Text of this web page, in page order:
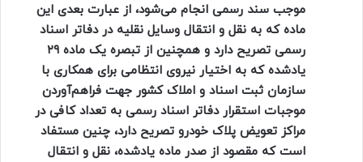
موجب سند رسمی انجام می‌شود، از عبارت بعدی این
ماده که به نقل و انتقال وسایل نقلیه در دفاتر اسناد
رسمی تصریح دارد و همچنین از تبصره یک ماده ۲۹
یادشده که به اختیار نیروی انتظامی برای همکاری با
سازمان ثبت اسناد و املاک کشور جهت فراهم‌آوردن
موجبات استقرار دفاتر اسناد رسمی به تعداد کافی در
مراکز تعویض پلاک خودرو تصریح دارد، چنین مستفاد
است که مقصود از صدر ماده یادشده، نقل و انتقال